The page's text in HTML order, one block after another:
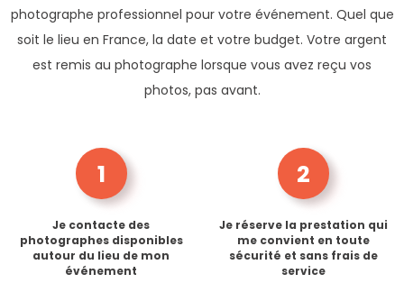
photographe professionnel pour votre événement. Quel que
soit le lieu en France, la date et votre budget. Votre argent
est remis au photographe lorsque vous avez reçu vos
photos, pas avant.
1
Je contacte des
photographes disponibles
autour du lieu de mon
événement
2
Je réserve la prestation qui
me convient en toute
sécurité et sans frais de
service